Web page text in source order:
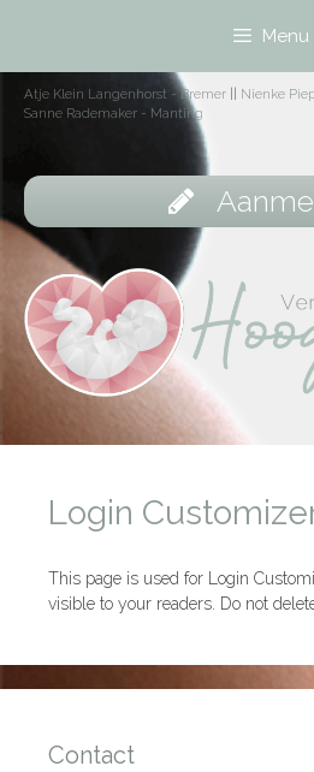
Menu
Atje Klein Langenhorst - Bremer Nienke
Sanne Rademaker - Manting
Login
This page is used for Login
visible to your readers. Do not
Contact